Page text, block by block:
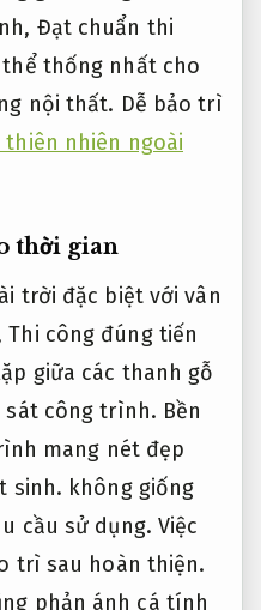
Đạt chuẩn thi
thống nhất cho
nội thất. Dễ bảo trì
thiên nhiên ngoài
thời gian
trời đặc biệt với vân
Thi công đúng tiến
giữa các thanh gỗ
sát công trình. Bền
mang nét đẹp
sinh. không giống
cầu sử dụng. Việc
trì sau hoàn thiện.
phản ánh cá tính